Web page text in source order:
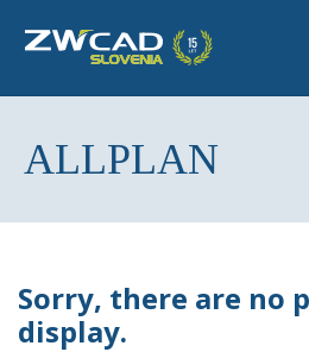
ALLPLAN
Sorry, there are no
display.